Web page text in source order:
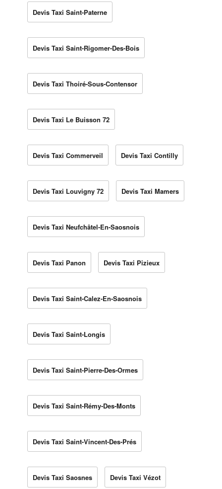
Devis Taxi Saint-Paterne
Devis Taxi Saint-Rigomer-Des-Bois
Devis Taxi Thoiré-Sous-Contensor
Devis Taxi Le Buisson 72
Devis Taxi Commerveil Devis Taxi Contilly
Devis Taxi Louvigny 72 Devis Taxi Mamers
Devis Taxi Neufchâtel-En-Saosnois
Devis Taxi Panon Devis Taxi Pizieux
Devis Taxi Saint-Calez-En-Saosnois
Devis Taxi Saint-Longis
Devis Taxi Saint-Pierre-Des-Ormes
Devis Taxi Saint-Rémy-Des-Monts
Devis Taxi Saint-Vincent-Des-Prés
Devis Taxi Saosnes Devis Taxi Vézot